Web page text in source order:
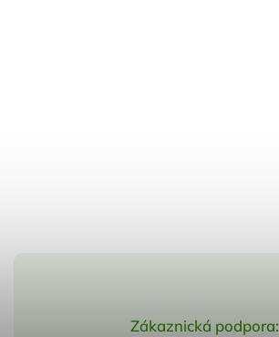
Zákaznická podpora: